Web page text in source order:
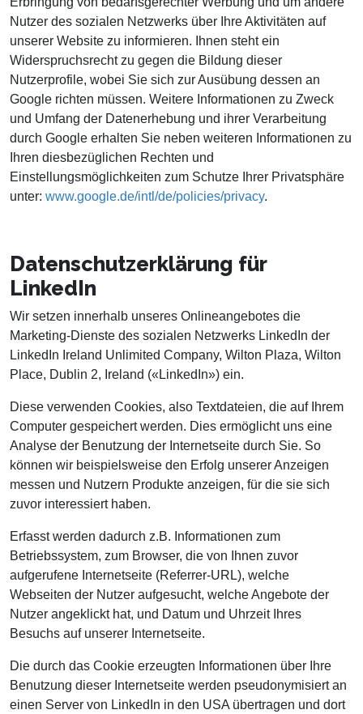
Nutzer des sozialen Netzwerks über Ihre Aktivitäten auf
unserer Website zu informieren. Ihnen steht ein
Widerspruchsrecht zu gegen die Bildung dieser
Nutzerprofile, wobei Sie sich zur Ausübung dessen an
Google richten müssen. Weitere Informationen zu Zweck
und Umfang der Datenerhebung und ihrer Verarbeitung
durch Google erhalten Sie neben weiteren Informationen zu
Ihren diesbezüglichen Rechten und
Einstellungsmöglichkeiten zum Schutze Ihrer Privatsphäre
unter: www.google.de/intl/de/policies/privacy.
Datenschutzerklärung für
LinkedIn
Wir setzen innerhalb unseres Onlineangebotes die
Marketing-Dienste des sozialen Netzwerks LinkedIn der
LinkedIn Ireland Unlimited Company, Wilton Plaza, Wilton
Place, Dublin 2, Ireland («LinkedIn») ein.
Diese verwenden Cookies, also Textdateien, die auf Ihrem
Computer gespeichert werden. Dies ermöglicht uns eine
Analyse der Benutzung der Internetseite durch Sie. So
können wir beispielsweise den Erfolg unserer Anzeigen
messen und Nutzern Produkte anzeigen, für die sie sich
zuvor interessiert haben.
Erfasst werden dadurch z.B. Informationen zum
Betriebssystem, zum Browser, die von Ihnen zuvor
aufgerufene Internetseite (Referrer-URL), welche
Webseiten der Nutzer aufgesucht, welche Angebote der
Nutzer angeklickt hat, und Datum und Uhrzeit Ihres
Besuchs auf unserer Internetseite.
Die durch das Cookie erzeugten Informationen über Ihre
Benutzung dieser Internetseite werden pseudonymisiert an
einen Server von LinkedIn in den USA übertragen und dort